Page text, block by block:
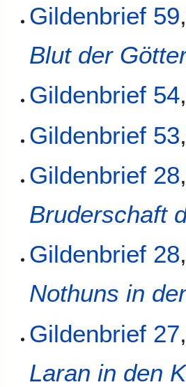
Gildenbrief 59
Blut der
Gildenbrief 54
Gildenbrief 53
Gildenbrief 28
Bruderschaft
Gildenbrief 28
Nothuns in
Gildenbrief 27
Laran in den